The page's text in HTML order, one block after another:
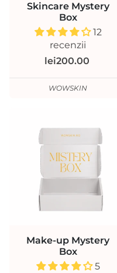
Skincare Mystery
Box
12
recenzii
lei200.00
WOWSKIN
Make-up Mystery
Box
5